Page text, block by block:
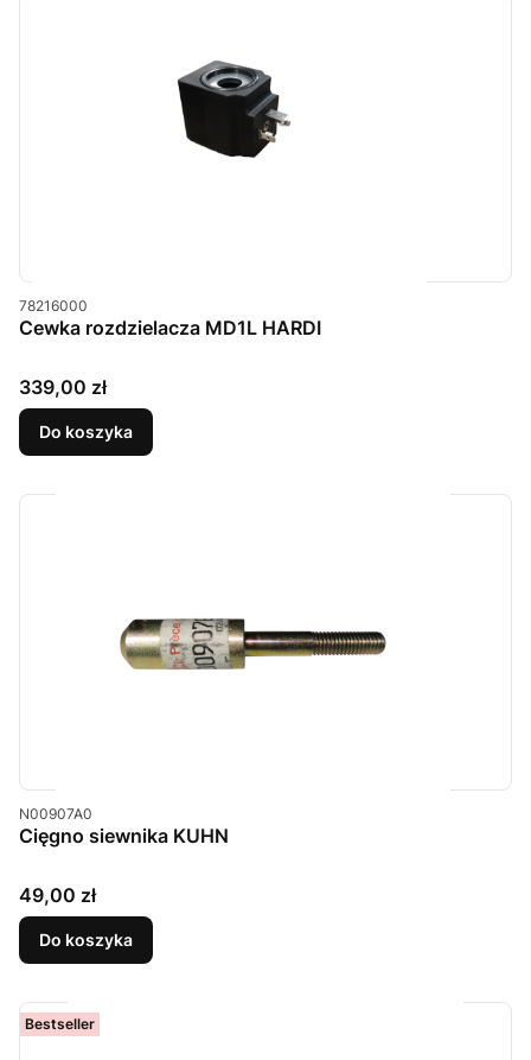
Kod produktu
78216000
Cewka rozdzielacza MD1L HARDI
Cena
339,00 zł
Do koszyka
Kod produktu
N00907A0
Cięgno siewnika KUHN
Cena
49,00 zł
Do koszyka
Bestseller